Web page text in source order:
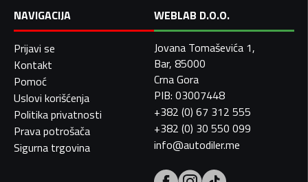
NAVIGACIJA
Prijavi se
Kontakt
Pomoć
Uslovi korišćenja
Politika privatnosti
Prava potrošača
Sigurna trgovina
WEBLAB D.O.O.
Jovana Tomaševića 1,
Bar, 85000
Crna Gora
PIB: 03007448
+382 (0) 67 312 555
+382 (0) 30 550 099
info@autodiler.me